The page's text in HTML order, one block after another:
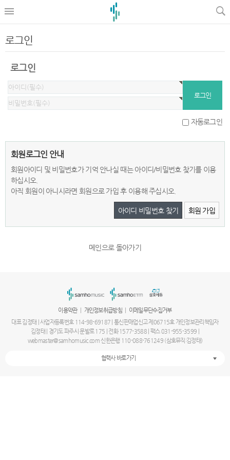
로그인
로그인
자동로그인
회원로그인 안내
회원아이디 및 비밀번호가 기억 안나실 때는 아이디/비밀번호 찾기를 이용
하십시오.
아직 회원이 아니시라면 회원으로 가입 후 이용해 주십시오.
아이디 비밀번호 찾기 회원 가입
메인으로 돌아가기
이용약관 개인정보취급방침
이메일무단수집거부
대표 김정태 | 사업자등록번호 114-98-69187 | 통신판매업신고 제06715호 개인정보관리책임자
김정태 | 경기도 파주시 문발로 175 | 전화 1577-3588 | 팩스 031-955-3599 |
webmaster@samhomusic.com 신한은행 110-088-761249 (삼호뮤직:김정태)
협력사 바로가기